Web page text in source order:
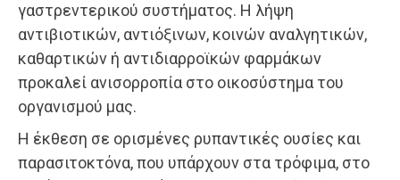
γαστρεντερικού συστήματος. Η λήψη
αντιβιοτικών, αντιόξινων, κοινών αναλγητικών,
καθαρτικών ή αντιδιαρροϊκών φαρμάκων
προκαλεί ανισορροπία στο οικοσύστημα του
οργανισμού μας.
Η έκθεση σε ορισμένες ρυπαντικές ουσίες και
παρασιτοκτόνα, που υπάρχουν στα τρόφιμα, στο